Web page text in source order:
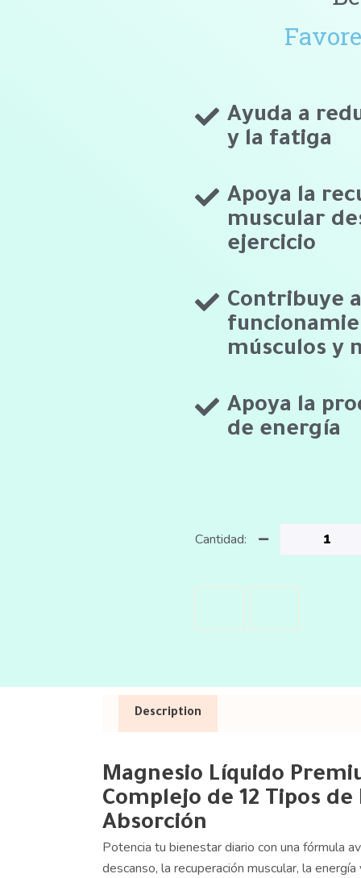
Ayuda a
y la fatiga
Apoya la
muscular
ejercicio
Contribuye
músculos y
Apoya la
de energía
Cantidad:
Description
Magnesio Líquido
Complejo de 12 Tipos
Absorción
Potencia tu bienestar diario con una fórmula
descanso, la recuperación muscular, la